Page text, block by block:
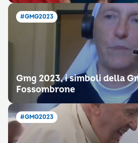
#GMG2023
Gmg 2023, i simboli della
Fossombrone
#GMG2023